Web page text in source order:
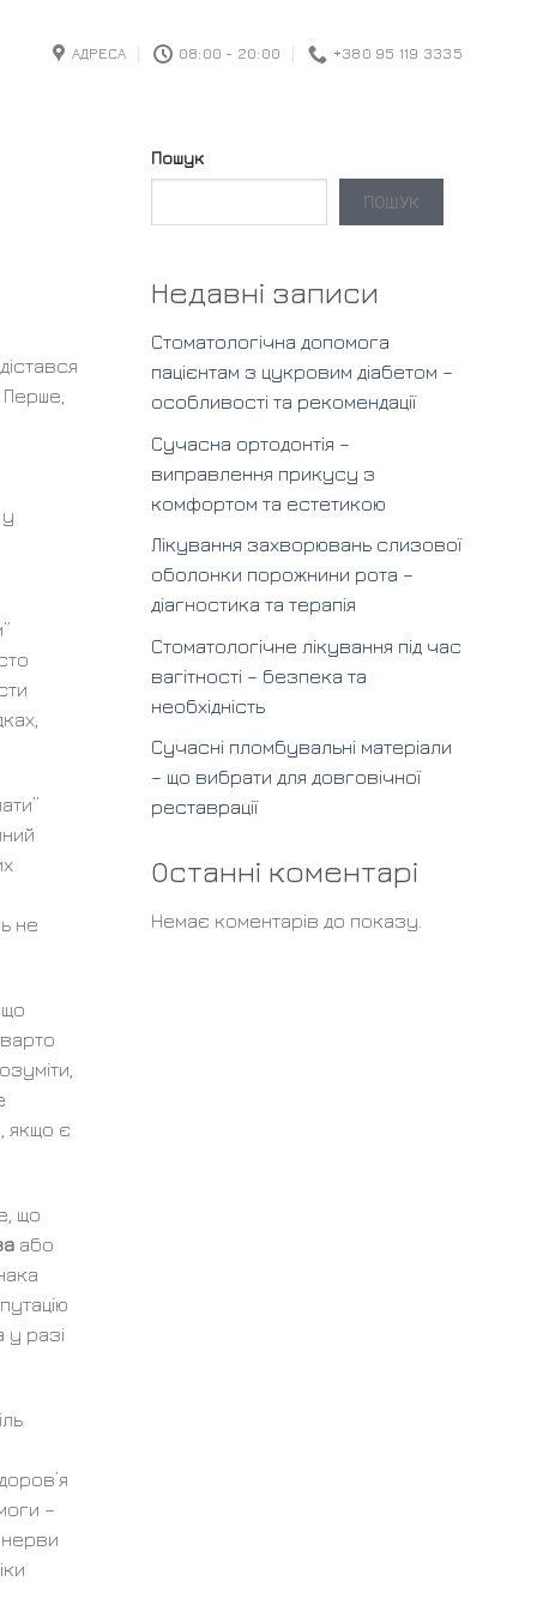
АДРЕСА 08:00 - 20:00 +380 95 119 3335
не
якщо є
що
або
у разі
–
нерви
Пошук
ПОШУК
Недавні записи
Стоматологічна допомога
пацієнтам з цукровим діабетом –
особливості та рекомендації
Сучасна ортодонтія –
виправлення прикусу з
комфортом та естетикою
Лікування захворювань слизової
оболонки порожнини рота –
діагностика та терапія
Стоматологічне лікування під час
вагітності – безпека та
необхідність
Сучасні пломбувальні матеріали
– що вибрати для довговічної
реставрації
Останні коментарі
Немає коментарів до показу.